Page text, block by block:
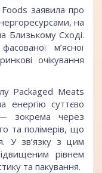
заявила про
на
Близькому Сході.
м’ясної
очікування
Packaged Meats
енергію суттєво
зокрема через
та полімерів, що
У зв’язку з цим
рівнем
та пакування.